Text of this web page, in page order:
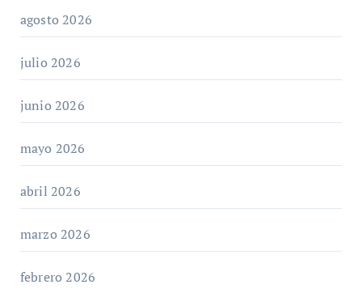
agosto 2026
julio 2026
junio 2026
mayo 2026
abril 2026
marzo 2026
febrero 2026